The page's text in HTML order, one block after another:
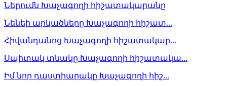
Ներումն Խաչագողի հիշատակարանը
Նենեի արկածները Խաչագողի հիշատ...
Հիվանդանոց Խաչագողի հիշատակար...
Սպիտակ տնակը Խաչագողի հիշատակա...
Իմ նոր դաստիարակը Խաչագողի հիշ...